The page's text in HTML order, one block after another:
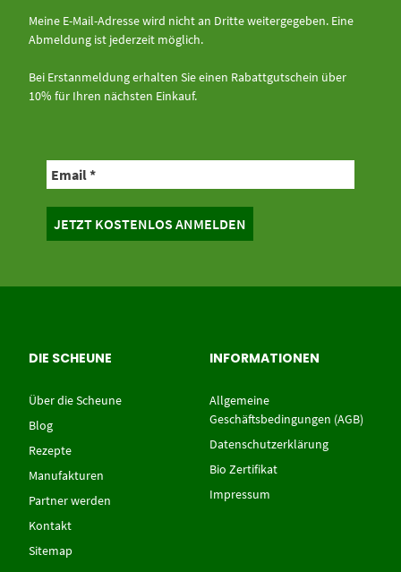
Meine E-Mail-Adresse wird nicht an Dritte weitergegeben. Eine
Abmeldung ist jederzeit möglich.
Bei Erstanmeldung erhalten Sie einen Rabattgutschein über
10% für Ihren nächsten Einkauf.
DIE SCHEUNE
Über die Scheune
Blog
Rezepte
Manufakturen
Partner werden
Kontakt
Sitemap
INFORMATIONEN
Allgemeine
Geschäftsbedingungen (AGB)
Datenschutzerklärung
Bio Zertifikat
Impressum